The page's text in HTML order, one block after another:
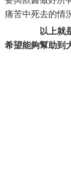
痛苦中死去的情
以上就
希望能夠幫助到